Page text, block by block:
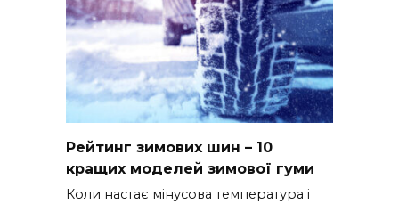
Рейтинг зимових шин – 10
кращих моделей зимової гуми
Коли настає мінусова температура і